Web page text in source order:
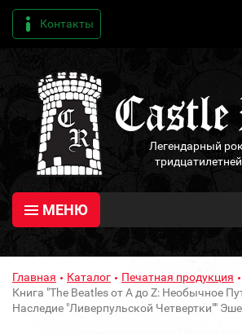
Контакты
Легендарный
МЕНЮ
Главная Каталог Печатная продукция
Книга "The Beatles от A до Z: Необычное
Наследие "Ливерпульской Четвертки""